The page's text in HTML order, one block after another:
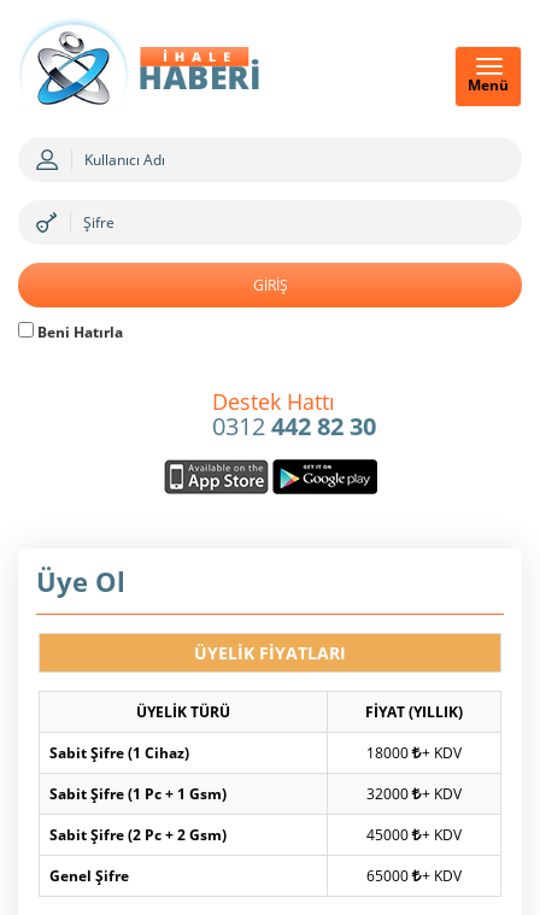
Menü
Beni Hatırla
Destek Hattı
0312442 82 30
Üye Ol
ÜYELİK FİYATLARI
ÜYELİK TÜRÜ
FİYAT (YILLIK)
Sabit Şifre (1 Cihaz)
18000 + KDV
Sabit Şifre (1 Pc + 1 Gsm)
32000 + KDV
Sabit Şifre (2 Pc + 2 Gsm)
45000 + KDV
Genel Şifre
65000 + KDV